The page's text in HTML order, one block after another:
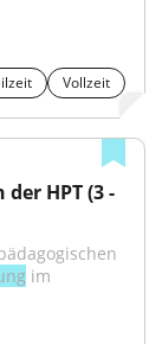
Vollzeit
HPT (3 -
im